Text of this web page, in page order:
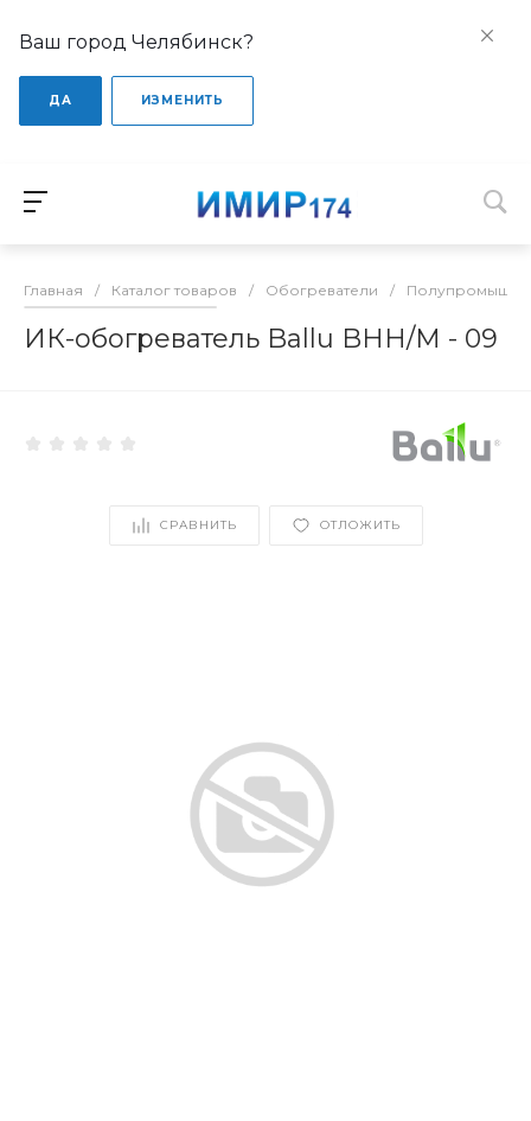
Ваш город Челябинск?
ДА ИЗМЕНИТЬ
Главная / Каталог товаров / Обогреватели /
ИК-обогреватель Ballu BHH/M - 09
СРАВНИТЬ ОТЛОЖИТЬ